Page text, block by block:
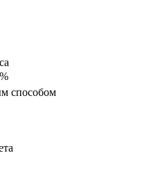
способом